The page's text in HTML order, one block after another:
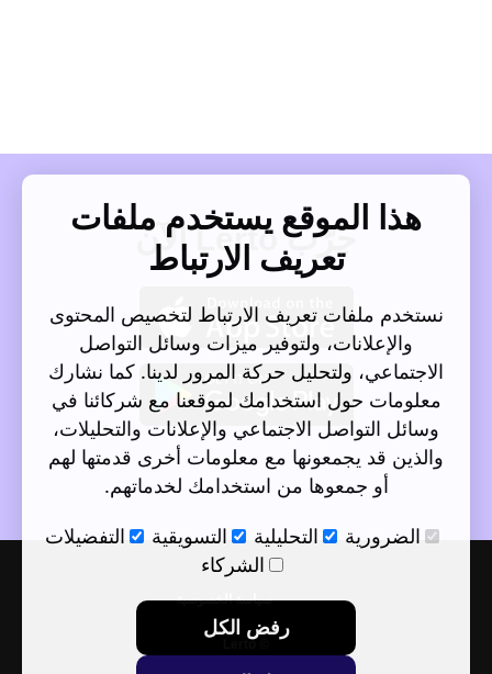
جرّب Lerto الآن
سياسة الخصوصية
هذا الموقع يستخدم ملفات
تعريف الارتباط
نستخدم ملفات تعريف الارتباط لتخصيص المحتوى
والإعلانات، ولتوفير ميزات وسائل التواصل
الاجتماعي، ولتحليل حركة المرور لدينا. كما نشارك
معلومات حول استخدامك لموقعنا مع شركائنا في
وسائل التواصل الاجتماعي والإعلانات والتحليلات،
والذين قد يجمعونها مع معلومات أخرى قدمتها لهم
أو جمعوها من استخدامك لخدماتهم.
الضرورية
التحليلية التسويقية
التفضيلات
الشركاء
رفض الكل